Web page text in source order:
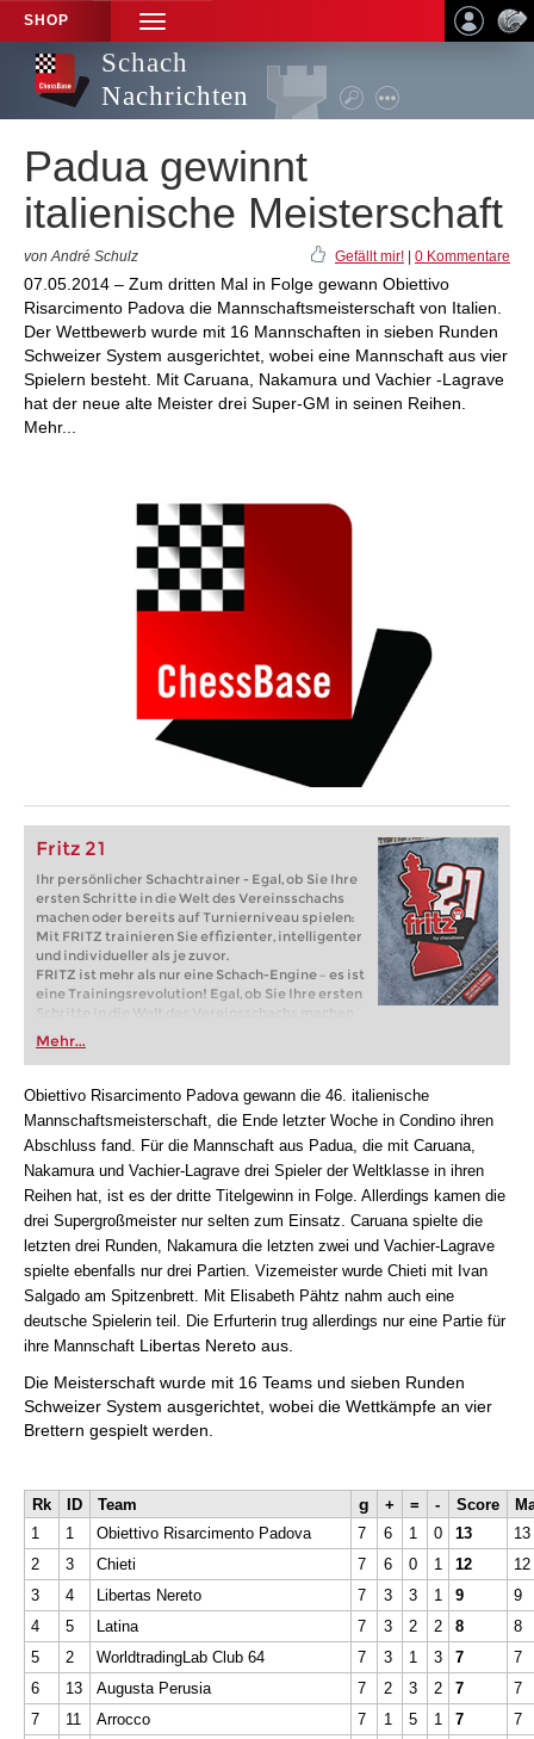
SHOP
TOGGLE
NAVIGATION
Schach
Nachrichten
Padua gewinnt
italienische Meisterschaft
von André Schulz Gefällt mir! 0 Kommentare
07.05.2014 – Zum dritten Mal in Folge gewann Obiettivo
Risarcimento Padova die Mannschaftsmeisterschaft von Italien.
Der Wettbewerb wurde mit 16 Mannschaften in sieben Runden
Schweizer System ausgerichtet, wobei eine Mannschaft aus vier
Spielern besteht. Mit Caruana, Nakamura und Vachier -Lagrave
hat der neue alte Meister drei Super-GM in seinen Reihen.
Mehr...
Fritz 21
Ihr persönlicher Schachtrainer - Egal, ob Sie Ihre
ersten Schritte in die Welt des Vereinsschachs
machen oder bereits auf Turnierniveau spielen:
Mit FRITZ trainieren Sie effizienter, intelligenter
und individueller als je zuvor.
FRITZ ist mehr als nur eine Schach-Engine – es ist
eine Trainingsrevolution! Egal, ob Sie Ihre ersten
Schritte in die Welt des Vereinsschachs machen
oder bereits auf Turnierniveau spielen: Mit
FRITZ trainieren Sie effizienter, intelligenter und
individueller als je zuvor.
Mehr...
Obiettivo Risarcimento Padova gewann die 46. italienische
Mannschaftsmeisterschaft, die Ende letzter Woche in Condino ihren
Abschluss fand. Für die Mannschaft aus Padua, die mit Caruana,
Nakamura und Vachier-Lagrave drei Spieler der Weltklasse in ihren
Reihen hat, ist es der dritte Titelgewinn in Folge. Allerdings kamen die
drei Supergroßmeister nur selten zum Einsatz. Caruana spielte die
letzten drei Runden, Nakamura die letzten zwei und Vachier-Lagrave
spielte ebenfalls nur drei Partien. Vizemeister wurde Chieti mit Ivan
Salgado am Spitzenbrett. Mit Elisabeth Pähtz nahm auch eine
deutsche Spielerin teil. Die Erfurterin trug allerdings nur eine Partie für
ihre Mannschaft Libertas Nereto aus.
Die Meisterschaft wurde mit 16 Teams und sieben Runden
Schweizer System ausgerichtet, wobei die Wettkämpfe an vier
Brettern gespielt werden.
Rk ID Team g + = - Score
1
1 Obiettivo Risarcimento Padova 7 6 1 0 13
13
2
3 Chieti 7 6 0 1 12
12
3
4 Libertas Nereto 7 3 3 1 9
9
4
5 Latina 7 3 2 2 8
8
5
2 WorldtradingLab Club 64 7 3 1 3 7
7
6
13 Augusta Perusia 7 2 3 2 7
7
7
11 Arrocco 7 1 5 1 7
7